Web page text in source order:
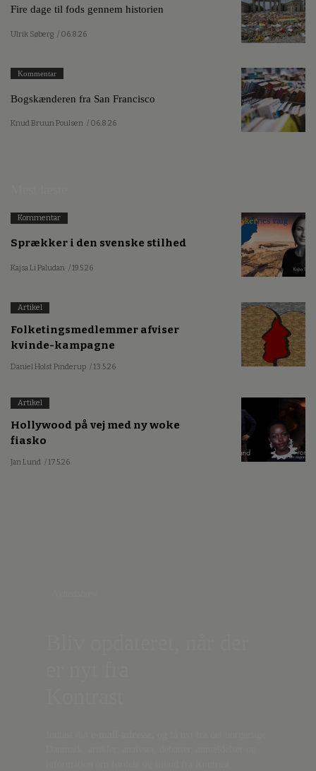
Fire dage til fods gennem historien
Ulrik Søberg / 06.8.26
Kommentar
Bogskænderen fra San Francisco
Knud Bruun Poulsen / 06.8.26
Kommentar
Sprækker i den svenske stilhed
Kajsa Li Paludan / 19.5.26
Artikel
Folketingsmedlemmer afviser
kvinde-kampagne
Daniel Holst Pinderup / 13.5.26
Artikel
Hollywood på vej med ny woke
fiasko
Jan Lund / 17.5.26